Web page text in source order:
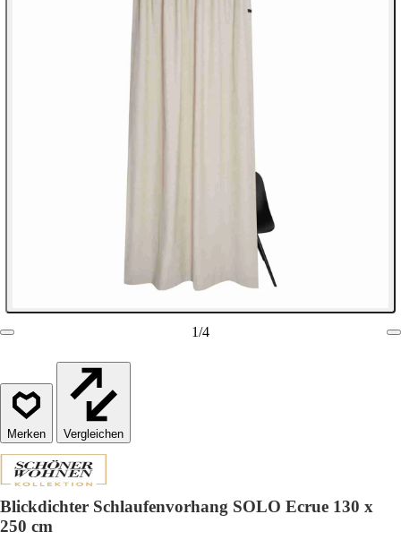
1/4
Vergleichen
Blickdichter Schlaufenvorhang SOLO Ecrue 130 x
250 cm